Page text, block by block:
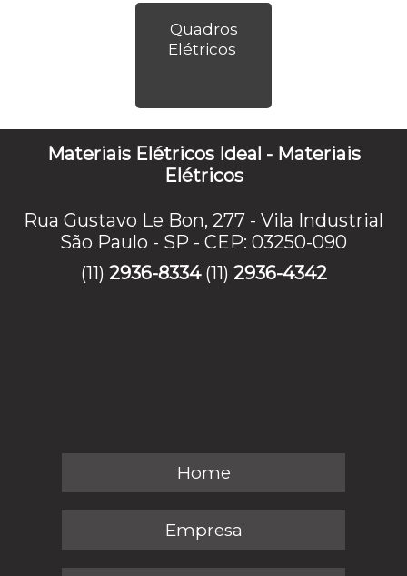
Quadros
Elétricos
Materiais Elétricos Ideal - Materiais
Elétricos
Rua Gustavo Le Bon, 277 - Vila Industrial
São Paulo - SP - CEP: 03250-090
(11) 2936-8334 (11) 2936-4342
Home
Empresa